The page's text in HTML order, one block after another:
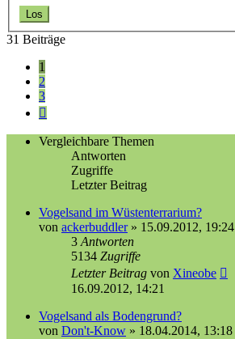
31 Beiträge
1
2
3
Nächste
Vergleichbare Themen
Antworten
Zugriffe
Letzter Beitrag
Vogelsand im Wüstenterrarium?
von ackerbuddler» 15.09.2012, 19:24
3Antworten
5134 Zugriffe
Letzter Beitrag von Xineobe
16.09.2012, 14:21
Vogelsand als Bodengrund?
von Don't-Know » 18.04.2014, 13:18